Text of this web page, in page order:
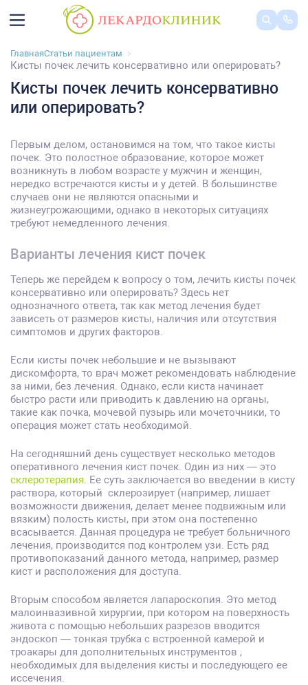
ГлавнаяСтатьи пациентам
Кисты почек лечить консервативно или оперировать?
Кисты почек лечить консервативно
или оперировать?
Первым делом, остановимся на том, что такое кисты
почек. Это полостное образование, которое может
возникнуть в любом возрасте у мужчин и женщин,
нередко встречаются кисты и у детей. В большинстве
случаев они не являются опасными и
жизнеугрожающими, однако в некоторых ситуациях
требуют немедленного лечения.
Варианты лечения кист почек
Теперь же перейдем к вопросу о том, лечить кисты почек
консервативно или оперировать? Здесь нет
однозначного ответа, так как метод лечения будет
зависеть от размеров кисты, наличия или отсутствия
симптомов и других факторов.
Если кисты почек небольшие и не вызывают
дискомфорта, то врач может рекомендовать наблюдение
за ними, без лечения. Однако, если киста начинает
быстро расти или приводить к давлению на органы,
такие как почка, мочевой пузырь или мочеточники, то
операция может стать необходимой.
На сегодняшний день существует несколько методов
оперативного лечения кист почек. Один из них — это
склеротерапия. Ее суть заключается во введении в кисту
раствора, который склерозирует (например, лишает
возможности движения, делает менее подвижным или
вязким) полость кисты, при этом она постепенно
всасывается. Данная процедура не требует больничного
лечения, производится под контролем узи. Есть ряд
противопоказаний данного метода, например, размер
кист и расположения для доступа.
Вторым способом является лапароскопия. Это метод
малоинвазивной хирургии, при котором на поверхность
живота с помощью небольших разрезов вводится
эндоскоп — тонкая трубка с встроенной камерой и
троакары для дополнительных инструментов ,
необходимых для выделения кисты и последующего ее
иссечения.